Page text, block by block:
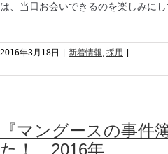
は、当日お会いできるのを楽しみに
2016年3月18日 新着情報, 採用
『マングースの事件
た！ 2016年